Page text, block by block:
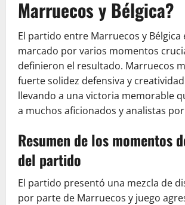
Marruecos y Bélgica?
El partido entre Marruecos y Bélgica
marcado por varios momentos
definieron el resultado. Marruecos
fuerte solidez defensiva y
llevando a una victoria memorable
a muchos aficionados y analistas
Resumen de los momentos
del partido
El partido presentó una mezcla de
por parte de Marruecos y juego